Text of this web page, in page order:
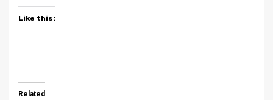
Like this:
Related